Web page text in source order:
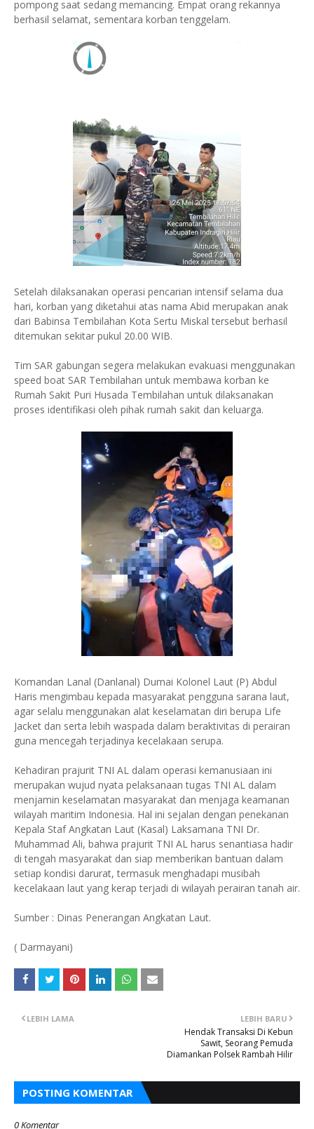
pompong saat sedang memancing. Empat orang rekannya
berhasil selamat, sementara korban tenggelam.
Setelah dilaksanakan operasi pencarian intensif selama dua
hari, korban yang diketahui atas nama Abid merupakan anak
dari Babinsa Tembilahan Kota Sertu Miskal tersebut berhasil
ditemukan sekitar pukul 20.00 WIB.
Tim SAR gabungan segera melakukan evakuasi menggunakan
speed boat SAR Tembilahan untuk membawa korban ke
Rumah Sakit Puri Husada Tembilahan untuk dilaksanakan
proses identifikasi oleh pihak rumah sakit dan keluarga.
Komandan Lanal (Danlanal) Dumai Kolonel Laut (P) Abdul
Haris mengimbau kepada masyarakat pengguna sarana laut,
agar selalu menggunakan alat keselamatan diri berupa Life
Jacket dan serta lebih waspada dalam beraktivitas di perairan
guna mencegah terjadinya kecelakaan serupa.
Kehadiran prajurit TNI AL dalam operasi kemanusiaan ini
merupakan wujud nyata pelaksanaan tugas TNI AL dalam
menjamin keselamatan masyarakat dan menjaga keamanan
wilayah maritim Indonesia. Hal ini sejalan dengan penekanan
Kepala Staf Angkatan Laut (Kasal) Laksamana TNI Dr.
Muhammad Ali, bahwa prajurit TNI AL harus senantiasa hadir
di tengah masyarakat dan siap memberikan bantuan dalam
setiap kondisi darurat, termasuk menghadapi musibah
kecelakaan laut yang kerap terjadi di wilayah perairan tanah air.
Sumber : Dinas Penerangan Angkatan Laut.
( Darmayani)
LEBIH BARU
Hendak Transaksi Di Kebun
Sawit, Seorang Pemuda
Diamankan Polsek Rambah Hilir
LEBIH LAMA
POSTING KOMENTAR
0 Komentar